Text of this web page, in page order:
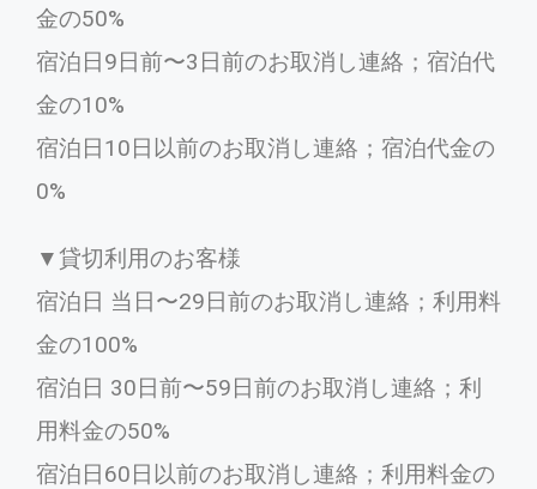
金の50%
宿泊日9日前〜3日前のお取消し連絡；宿泊代
金の10%
宿泊日10日以前のお取消し連絡；宿泊代金の
0%
▼貸切利用のお客様
宿泊日 当日〜29日前のお取消し連絡；利用料
金の100%
宿泊日 30日前〜59日前のお取消し連絡；利
用料金の50%
宿泊日60日以前のお取消し連絡；利用料金の